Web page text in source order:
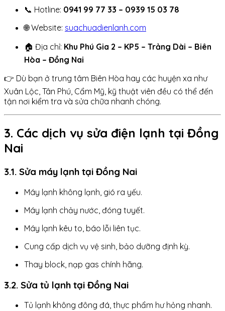
📞 Hotline: 0941 99 77 33 – 0939 15 03 78
🌐 Website: suachuadienlanh.com
🏠 Địa chỉ: Khu Phú Gia 2 – KP5 – Trảng Dài – Biên
Hòa – Đồng Nai
👉 Dù bạn ở trung tâm Biên Hòa hay các huyện xa như
Xuân Lộc, Tân Phú, Cẩm Mỹ, kỹ thuật viên đều có thể đến
tận nơi kiểm tra và sửa chữa nhanh chóng.
3. Các dịch vụ sửa điện lạnh tại Đồng
Nai
3.1. Sửa máy lạnh tại Đồng Nai
Máy lạnh không lạnh, gió ra yếu.
Máy lạnh chảy nước, đóng tuyết.
Máy lạnh kêu to, báo lỗi liên tục.
Cung cấp dịch vụ vệ sinh, bảo dưỡng định kỳ.
Thay block, nạp gas chính hãng.
3.2. Sửa tủ lạnh tại Đồng Nai
Tủ lạnh không đông đá, thực phẩm hư hỏng nhanh.